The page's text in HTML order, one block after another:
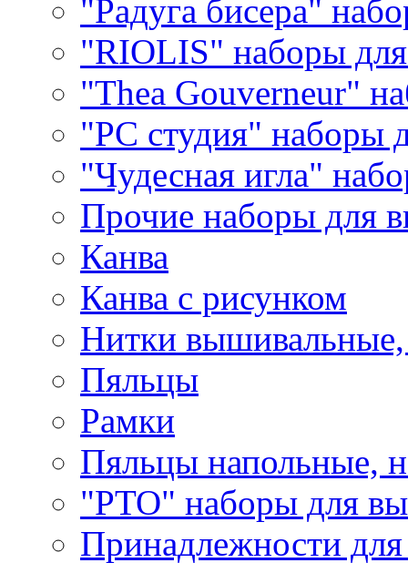
"Радуга бисера"
"RIOLIS" наборы
"Thea Gouverneur"
"РС студия" наборы
"Чудесная игла"
Прочие наборы для
Канва
Канва с рисунком
Нитки
Пяльцы
Рамки
Пяльцы напольные,
"РТО" наборы для
Принадлежности